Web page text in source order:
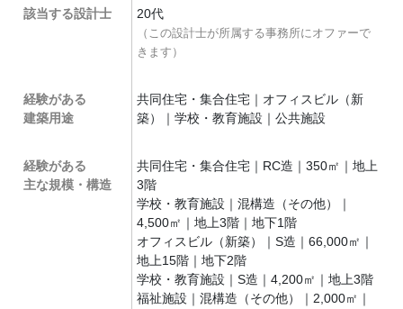
該当する設計士 20代
（この設計士が所属する事務所にオファーで
きます）
経験がある
建築用途
共同住宅・集合住宅｜オフィスビル（新
築）｜学校・教育施設｜公共施設
経験がある
主な規模・構造
共同住宅・集合住宅｜RC造｜350㎡｜地上
3階
学校・教育施設｜混構造（その他）｜
4,500㎡｜地上3階｜地下1階
オフィスビル（新築）｜S造｜66,000㎡｜
地上15階｜地下2階
学校・教育施設｜S造｜4,200㎡｜地上3階
福祉施設｜混構造（その他）｜2,000㎡｜